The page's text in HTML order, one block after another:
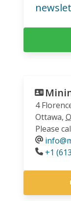
4
Ottawa,
Please
Phone
+1